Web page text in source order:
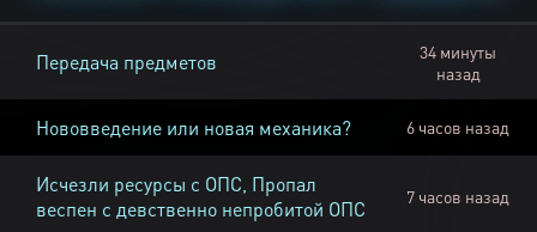
Передача предметов
34 минуты
назад
Нововведение или новая механика? 6 часов назад
Исчезли ресурсы с ОПС, Пропал
веспен с девственно непробитой ОПС
7 часов назад